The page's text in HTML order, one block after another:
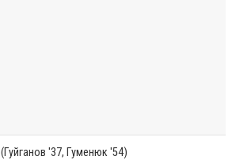
(Гуйганов '37, Гуменюк '54)